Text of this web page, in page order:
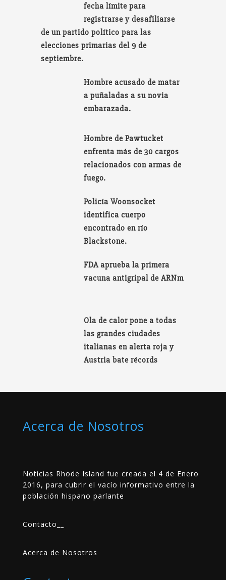
fecha límite para
registrarse y desafiliarse
de un partido político para las
elecciones primarias del 9 de
septiembre.
Hombre acusado de matar
a puñaladas a su novia
embarazada.
Hombre de Pawtucket
enfrenta más de 30 cargos
relacionados con armas de
fuego.
Policía Woonsocket
identifica cuerpo
encontrado en río
Blackstone.
FDA aprueba la primera
vacuna antigripal de ARNm
Ola de calor pone a todas
las grandes ciudades
italianas en alerta roja y
Austria bate récords
Acerca de Nosotros
Noticias Rhode Island fue creada el 4 de Enero
2016, para cubrir el vacío informativo entre la
población hispano parlante
Contacto
Acerca de Nosotros